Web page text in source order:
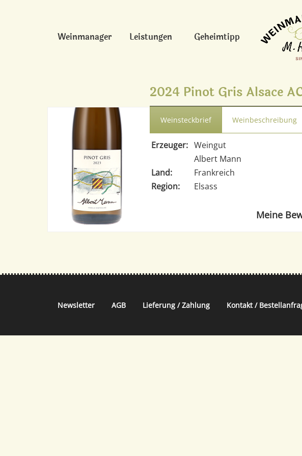
Weinmanager Leistungen Geheimtipp
2024 Pinot Gris Alsace
Weinsteckbrief Weinbeschreibung
Erzeuger: Weingut
Albert Mann
Land:
Frankreich
Region:
Elsass
Meine
Newsletter AGB Lieferung / Zahlung Kontakt /